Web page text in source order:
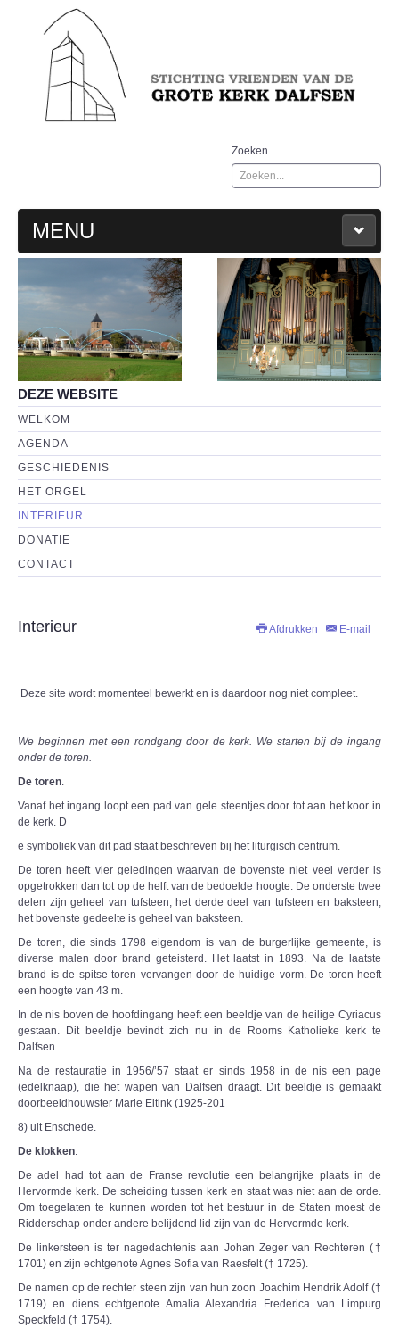
Zoeken
MENU
WELKOM
AGENDA
GESCHIEDENIS
HET ORGEL
INTERIEUR
DONATIE
CONTACT
DEZE WEBSITE
WELKOM
AGENDA
GESCHIEDENIS
HET ORGEL
INTERIEUR
DONATIE
CONTACT
Afdrukken E-mail
Interieur
Deze site wordt momenteel bewerkt en is daardoor nog niet compleet.
We beginnen met een rondgang door de kerk. We starten bij de ingang
onder de toren.
De toren
Vanaf het ingang loopt een pad van gele steentjes door tot aan het koor in
de kerk. D
e symboliek van dit pad staat beschreven bij het liturgisch centrum.
De toren heeft vier geledingen waarvan de bovenste niet veel verder is
opgetrokken dan tot op de helft van de bedoelde hoogte. De onderste twee
delen zijn geheel van tufsteen, het derde deel van tufsteen en baksteen,
het bovenste gedeelte is geheel van baksteen.
De toren, die sinds 1798 eigendom is van de burgerlijke gemeente, is
diverse malen door brand geteisterd. Het laatst in 1893. Na de laatste
brand is de spitse toren vervangen door de huidige vorm. De toren heeft
een hoogte van 43 m.
In de nis boven de hoofdingang heeft een beeldje van de heilige Cyriacus
gestaan. Dit beeldje bevindt zich nu in de Rooms Katholieke kerk te
Dalfsen.
Na de restauratie in 1956/’57 staat er sinds 1958 in de nis een page
(edelknaap), die het wapen van Dalfsen draagt. Dit beeldje is gemaakt
doorbeeldhouwster Marie Eitink (1925-201
8) uit Enschede.
De klokken
De adel had tot aan de Franse revolutie een belangrijke plaats in de
Hervormde kerk. De scheiding tussen kerk en staat was niet aan de orde.
Om toegelaten te kunnen worden tot het bestuur in de Staten moest de
Ridderschap onder andere belijdend lid zijn van de Hervormde kerk.
De linkersteen is ter nagedachtenis aan Johan Zeger van Rechteren (†
1701) en zijn echtgenote Agnes Sofia van Raesfelt († 1725).
De namen op de rechter steen zijn van hun zoon Joachim Hendrik Adolf (†
1719) en diens echtgenote Amalia Alexandria Frederica van Limpurg
Speckfeld († 1754).